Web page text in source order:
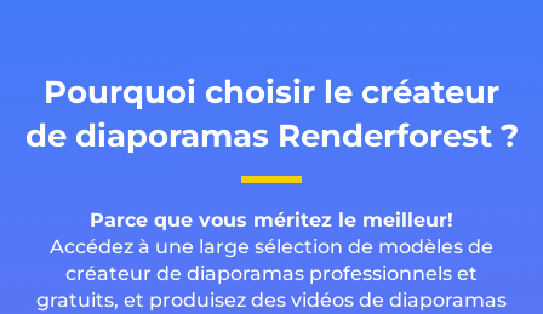
Pourquoi choisir le créateur
de diaporamas Renderforest ?
Parce que vous méritez le meilleur!
Accédez à une large sélection de modèles de
créateur de diaporamas professionnels et
gratuits, et produisez des vidéos de diaporamas